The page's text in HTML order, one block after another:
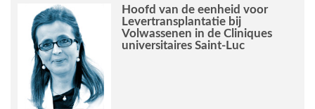
Hoofd van de eenheid voor
Levertransplantatie bij
Volwassenen in de Cliniques
universitaires Saint-Luc